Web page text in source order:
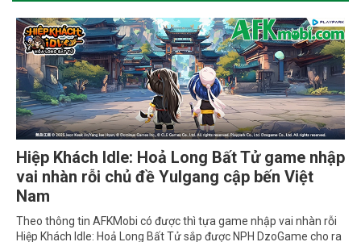
Hiệp Khách Idle: Hoả Long Bất Tử game nhập
vai nhàn rỗi chủ đề Yulgang cập bến Việt
Nam
Theo thông tin AFKMobi có được thì tựa game nhập vai nhàn rỗi
Hiệp Khách Idle: Hoả Long Bất Tử sắp được NPH DzoGame cho ra